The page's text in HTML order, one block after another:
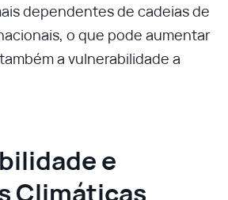
dependentes de cadeias de
o que pode aumentar
a vulnerabilidade a
e
Climáticas